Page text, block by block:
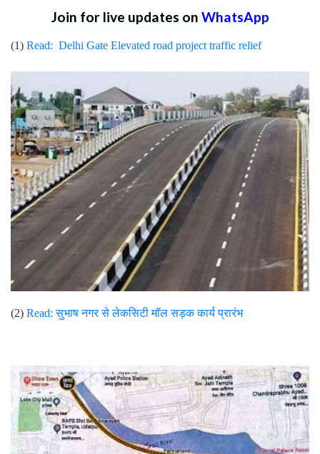
Join for live updates on WhatsApp
(1) Read: Delhi Gate Elevated road project traffic relief
(2) Read:सुभाष नगर से लेकसिटी मॉल सड़क कार्य प्रारंभ